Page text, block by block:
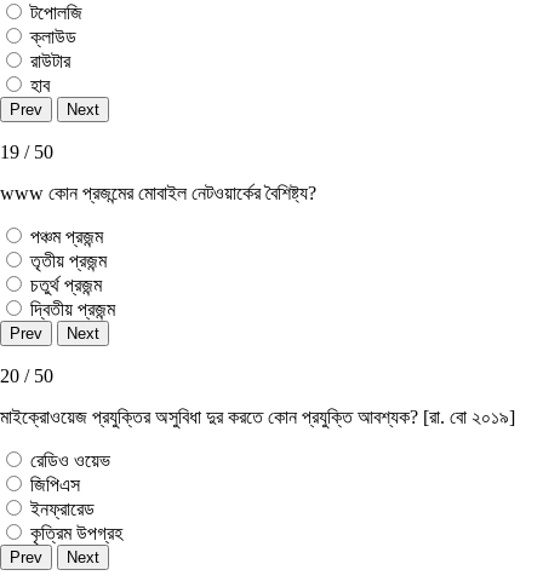
টপােলজি
ক্লাউড
রাউটার
হাব
19 / 50
www কোন প্রজন্মের মােবাইল নেটওয়ার্কের বৈশিষ্ট্য?
পঞ্চম প্রজন্ম
তৃতীয় প্রজন্ম
চতুর্থ প্রজন্ম
দ্বিতীয় প্রজন্ম
20 / 50
মাইক্রোওয়েজ প্রযুক্তির অসুবিধা দুর করতে কোন প্রযুক্তি আবশ্যক? [রা. বো ২০১৯]
রেডিও ওয়েভ
জিপিএস
ইনফ্রারেড
কৃত্রিম উপগ্রহ